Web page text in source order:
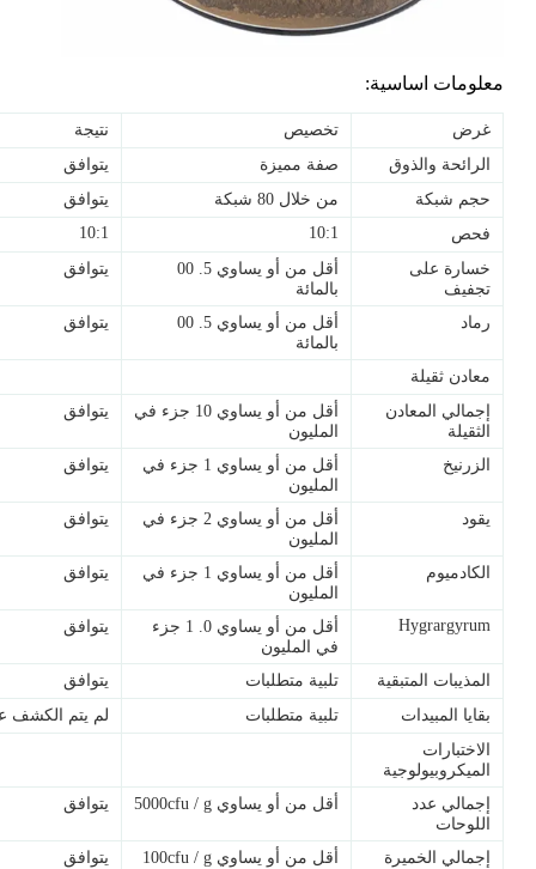
معلومات اساسية:
غرض تخصيص
نتيجة
الرائحة والذوق
صفة مميزة
يتوافق
حجم شبكة
من خلال 80 شبكة
يتوافق
فحص
10:1
10:1
خسارة على
تجفيف
أقل من أو يساوي 5. 00
بالمائة
يتوافق
رماد
أقل من أو يساوي 5. 00
بالمائة
يتوافق
معادن ثقيلة
إجمالي المعادن
الثقيلة
أقل من أو يساوي 10 جزء في
المليون
يتوافق
الزرنيخ
أقل من أو يساوي 1 جزء في
المليون
يتوافق
يقود
أقل من أو يساوي 2 جزء في
المليون
يتوافق
الكادميوم
أقل من أو يساوي 1 جزء في
المليون
يتوافق
Hygrargyrum
أقل من أو يساوي 0. 1 جزء
في المليون
يتوافق
المذيبات المتبقية تلبية متطلبات
يتوافق
بقايا المبيدات
تلبية متطلبات
لم يتم الكشف
الاختبارات
الميكروبيولوجية
إجمالي عدد
اللوحات
أقل من أو يساوي 5000cfu / g يتوافق
إجمالي الخميرة
أقل من أو يساوي 100cfu / g يتوافق